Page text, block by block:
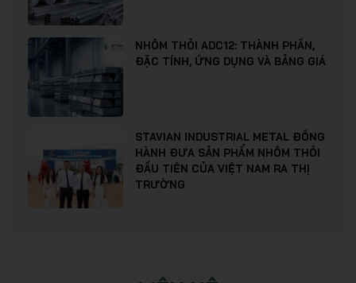
NHÔM THỎI ADC12: THÀNH PHẦN,
ĐẶC TÍNH, ỨNG DỤNG VÀ BẢNG GIÁ
STAVIAN INDUSTRIAL METAL ĐỒNG
HÀNH ĐƯA SẢN PHẨM NHÔM THỎI
ĐẦU TIÊN CỦA VIỆT NAM RA THỊ
TRƯỜNG